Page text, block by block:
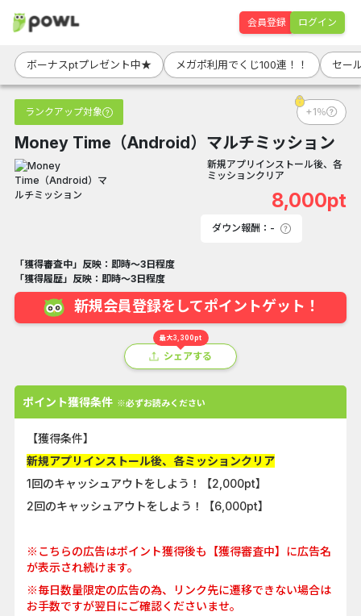
会員登録 ログイン
ボーナスptプレゼント中★ メガポ利用でくじ100連！！ セー
ランクアップ対象 +1％
Money Time（Android）マルチミッション
新規アプリインストール後、各
ミッションクリア
8,000pt
ダウン報酬：-
「獲得審査中」反映：即時～3日程度
「獲得履歴」反映：即時～3日程度
新規会員登録をしてポイントゲット！
最大3,300pt
シェアする
ポイント獲得条件 ※必ずお読みください
【獲得条件】
新規アプリインストール後、各ミッションクリア
1回のキャッシュアウトをしよう！【2,000pt】
2回のキャッシュアウトをしよう！【6,000pt】
※こちらの広告はポイント獲得後も【獲得審査中】に広告名
が表示され続けます。
※毎日数量限定の広告の為、リンク先に遷移できない場合は
お手数ですが翌日にご確認くださいませ。